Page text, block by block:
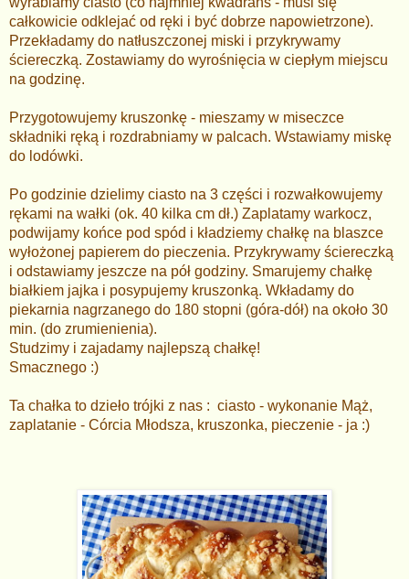
całkowicie odklejać od ręki i być dobrze napowietrzone).
Przekładamy do natłuszczonej miski i przykrywamy
ściereczką. Zostawiamy do wyrośnięcia w ciepłym miejscu
na godzinę.
Przygotowujemy kruszonkę - mieszamy w miseczce
składniki ręką i rozdrabniamy w palcach. Wstawiamy miskę
do lodówki.
Po godzinie dzielimy ciasto na 3 części i rozwałkowujemy
rękami na wałki (ok. 40 kilka cm dł.) Zaplatamy warkocz,
podwijamy końce pod spód i kładziemy chałkę na blaszce
wyłożonej papierem do pieczenia. Przykrywamy ściereczką
i odstawiamy jeszcze na pół godziny. Smarujemy chałkę
białkiem jajka i posypujemy kruszonką. Wkładamy do
piekarnia nagrzanego do 180 stopni (góra-dół) na około 30
min. (do zrumienienia).
Studzimy i zajadamy najlepszą chałkę!
Smacznego :)
Ta chałka to dzieło trójki z nas : ciasto - wykonanie Mąż,
zaplatanie - Córcia Młodsza, kruszonka, pieczenie - ja :)